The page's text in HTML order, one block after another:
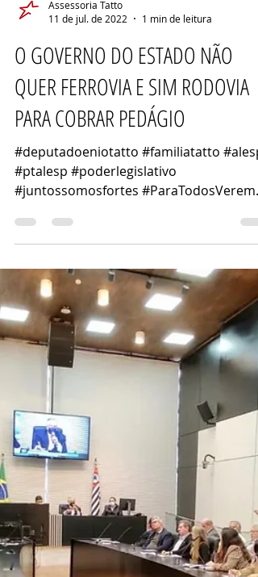
11 de jul. de 2022
1 min de leitura
O GOVERNO DO ESTADO NÃO
QUER FERROVIA E SIM RODOVIA
PARA COBRAR PEDÁGIO
#deputadoeniotatto #familiatatto #alesp
#ptalesp #poderlegislativo
#juntossomosfortes #ParaTodosVerem